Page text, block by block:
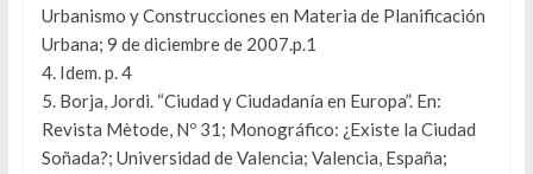
Urbanismo y Construcciones en Materia de Planificación
Urbana; 9 de diciembre de 2007.p.1
4. Idem. p. 4
5. Borja, Jordi. “Ciudad y Ciudadanía en Europa”. En:
Revista Mètode, Nº 31; Monográfico: ¿Existe la Ciudad
Soñada?; Universidad de Valencia; Valencia, España;